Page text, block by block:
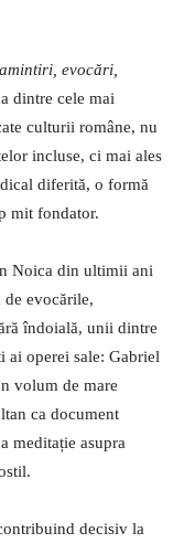
evocări,
dintre cele mai
culturii române, nu
incluse, ci mai ales
diferită, o formă
mit fondator.
Noica din ultimii ani
de evocările,
îndoială, unii dintre
ai operei sale: Gabriel
volum de mare
ca document
meditație asupra
decisiv la